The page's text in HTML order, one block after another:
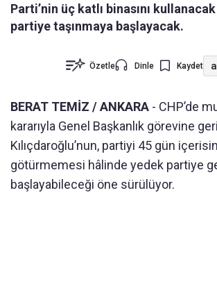
Parti’nin üç katlı binasını
partiye taşınmaya başlayacak.
Özetle Dinle Kaydet
BERAT TEMİZ / ANKARA - CHP’de
kararıyla Genel Başkanlık görevine
Kılıçdaroğlu’nun, partiyi 45 gün
götürmemesi hâlinde yedek partiye
başlayabileceği öne sürülüyor.